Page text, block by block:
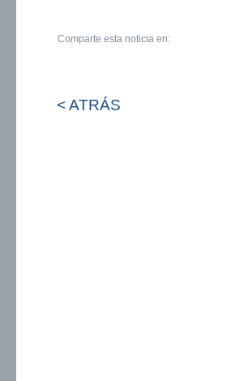
Comparte esta noticia en:
< ATRÁS